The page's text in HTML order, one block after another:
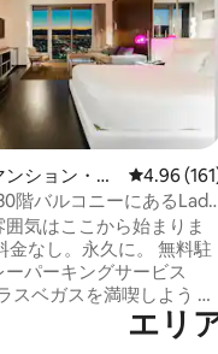
ション・ア
レビュー
4.96
階バルコニーにあるLady
気はここから始まりま
パーキングサービス
スベガスを満喫しよう 象
・プレイス・ホテル内の
にあるこの隠れ家的なお
エリ